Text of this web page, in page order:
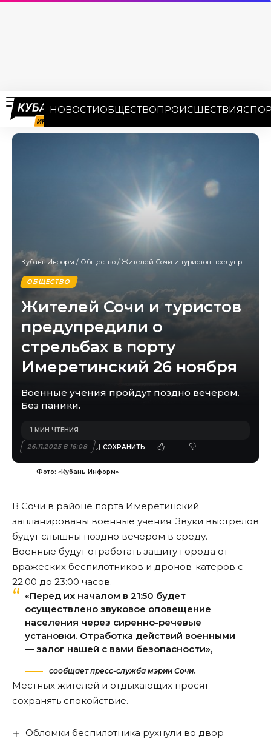
НОВОСТИОБЩЕСТВОПРОИСШЕСТВИЯ
Кубань Информ / Общество / Жителей Сочи и туристов предупредили о стрельбах в порту Имеретинский 26 ноября
ОБЩЕСТВО
Жителей Сочи и туристов
предупредили о
стрельбах в порту
Имеретинский 26 ноября
Военные учения пройдут поздно вечером.
Без паники.
26.11.2025 В 16:08
1 МИН ЧТЕНИЯ
Фото: «Кубань Информ»
В Сочи в районе порта Имеретинский
запланированы военные учения. Звуки выстрелов
будут слышны поздно вечером в среду.
Военные будут отработать защиту города от
вражеских беспилотников и дронов-катеров с
22:00 до 23:00 часов.
«Перед их началом в 21:50 будет
осуществлено звуковое оповещение
населения через сиренно-речевые
установки. Отработка действий военными
— залог нашей с вами безопасности»,
сообщает пресс-служба мэрии Сочи.
Местных жителей и отдыхающих просят
сохранять спокойствие.
Обломки беспилотника рухнули во двор